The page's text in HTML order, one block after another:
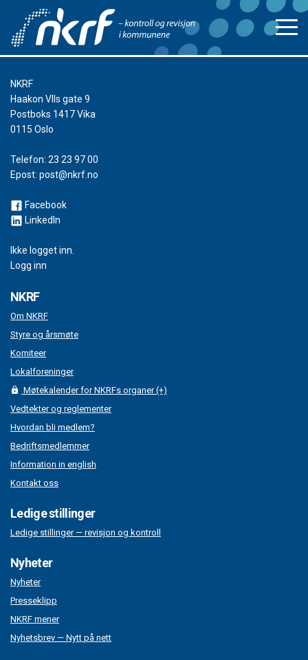
NKRF
Haakon VIIs gate 9
Postboks 1417 Vika
0115 Oslo
Telefon: 23 23 97 00
Epost: post@nkrf.no
Facebook
LinkedIn
Ikke logget inn.
Logg inn
NKRF
Om NKRF
Styre og årsmøte
Komiteer
Lokalforeninger
Møtekalender for NKRFs organer (+)
Vedtekter og reglementer
Hvordan bli medlem?
Bedriftsmedlemmer
Information in english
Kontakt oss
Ledige stillinger
Ledige stillinger — revisjon og kontroll
Nyheter
Nyheter
Presseklipp
NKRF mener
Nyhetsbrev — Nytt på nett